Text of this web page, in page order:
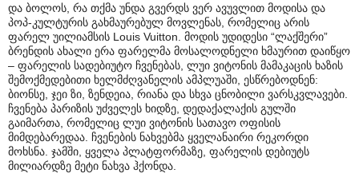
და ბოლოს, რა თქმა უნდა გვერდს ვერ ავუვლით მოდისა და
პოპ-კულტურის გახმაურებულ მოვლენას, რომელიც არის
ფარელ უილიამსის Louis Vuitton. მოდის უდიდესი “ლაქშერი”
ბრენდის ახალი ერა ფარელმა მოსალოდნელი ხმაურით დაიწყო
– ფარელის სადებიუტო ჩვენებას, ლუი ვიტონის მამაკაცის ხაზის
შემოქმედებითი ხელმძღვანელის ამპლუაში, ესწრებოდნენ:
ბიონსე, ჯეი ზი, ზენდეია, რიანა და სხვა ცნობილი ვარსკვლავები.
ჩვენება პარიზის უძველეს ხიდზე, დედაქალაქის გულში
გაიმართა, რომელიც ლუი ვიტონის სათავო ოფისის
მიმდებარედაა. ჩვენების ნახვებმა ყველანაირი რეკორდი
მოხსნა. ჯამში, ყველა პლატფორმაზე, ფარელის დებიუტს
მილიარდზე მეტი ნახვა ჰქონდა.